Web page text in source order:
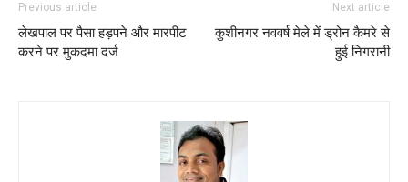
Previous article
लेखपाल पर पैसा हड़पने और मारपीट
करने पर मुकदमा दर्ज
Next article
कुशीनगर नववर्ष मेले में ड्रोन कैमरे से
हुई निगरानी